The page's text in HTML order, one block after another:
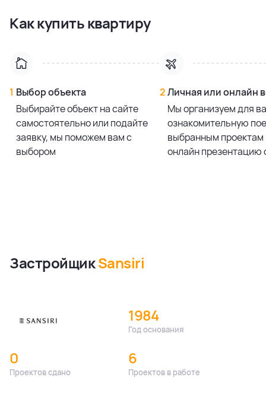
60.0 м²
61.0 м²
Смотреть все предложения
Как купить квартиру
1 Выбор объекта
Выбирайте объект на сайте
самостоятельно или подайте
заявку, мы поможем вам с
выбором
2Личная или онлайн
Мы организуем для
ознакомительную
выбранным проектам
онлайн презентацию
ЗастройщикSansiri
1984
Год основания
0
Проектов сдано
6
Проектов в работе